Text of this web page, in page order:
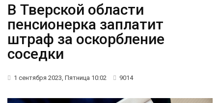
В Тверской области
пенсионерка заплатит
штраф за оскорбление
соседки
1 сентября 2023, Пятница 10:02 9014